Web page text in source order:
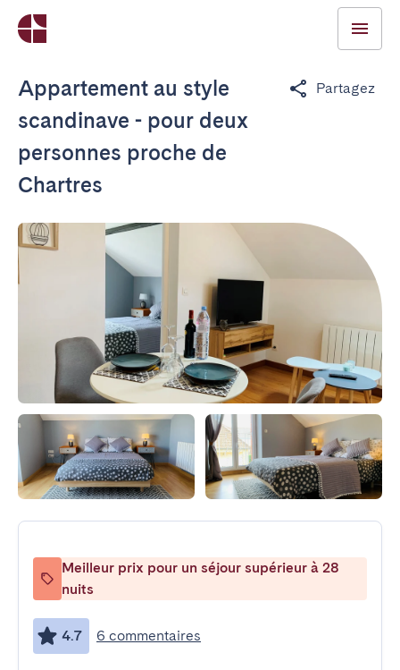
Appartement au style
scandinave - pour deux
personnes proche de
Chartres
Partagez
Meilleur prix pour un séjour supérieur à 28
nuits
4.7 6 commentaires